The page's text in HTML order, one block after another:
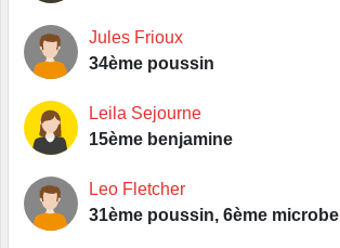
Jules Frioux
34ème poussin
Leila Sejourne
15ème benjamine
Leo Fletcher
31ème poussin, 6ème microbe